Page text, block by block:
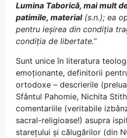
Lumina Taborică, mai mult
patimile, material(s.n.); ea
pentru ieșirea din condiția
condiția de libertate.”
Sunt unice în literatura
emoționante, definitorii
ortodoxe – descrierile
Sfântul Pahomie, Nichita
comentariile (veritabile
sacral-religioase!) asupra
starețului și călugărilor (din